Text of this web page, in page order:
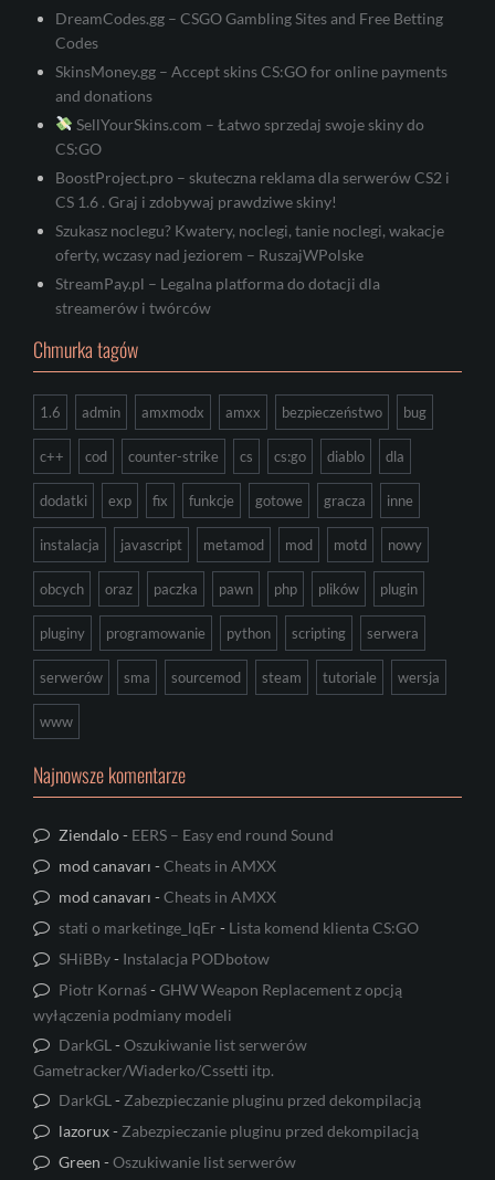
DreamCodes.gg – CSGO Gambling Sites and Free Betting
Codes
SkinsMoney.gg – Accept skins CS:GO for online payments
and donations
SellYourSkins.com – Łatwo sprzedaj swoje skiny do
CS:GO
BoostProject.pro – skuteczna reklama dla serwerów CS2 i
CS 1.6 . Graj i zdobywaj prawdziwe skiny!
Szukasz noclegu? Kwatery, noclegi, tanie noclegi, wakacje
oferty, wczasy nad jeziorem – RuszajWPolske
StreamPay.pl – Legalna platforma do dotacji dla
streamerów i twórców
Chmurka tagów
1.6 admin amxmodx amxx bezpieczeństwo bug
c++ cod counter-strike cs cs:go diablo dla
dodatki exp fix funkcje gotowe gracza inne
instalacja javascript metamod mod motd nowy
obcych oraz paczka pawn php plików plugin
pluginy programowanie python scripting serwera
serwerów sma sourcemod steam tutoriale wersja
www
Najnowsze komentarze
Ziendalo- EERS – Easy end round Sound
mod canavarı -Cheats in AMXX
mod canavarı -Cheats in AMXX
stati o marketinge_lqEr - Lista komend klienta CS:GO
SHiBBy- Instalacja PODbotow
Piotr Kornaś-GHW Weapon Replacement z opcją
wyłączenia podmiany modeli
DarkGL -Oszukiwanie list serwerów
Gametracker/Wiaderko/Cssetti itp.
DarkGL - Zabezpieczanie pluginu przed dekompilacją
lazorux- Zabezpieczanie pluginu przed dekompilacją
Green -Oszukiwanie list serwerów